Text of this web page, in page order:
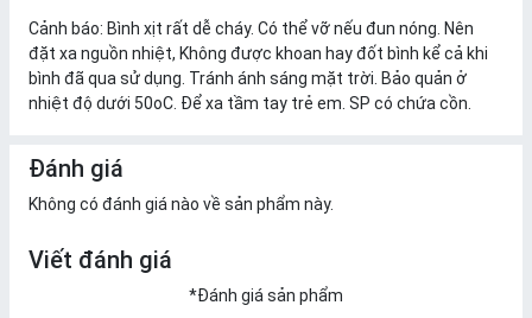
Cảnh báo: Bình xịt rất dễ cháy. Có thể vỡ nếu đun nóng. Nên
đặt xa nguồn nhiệt, Không được khoan hay đốt bình kể cả khi
bình đã qua sử dụng. Tránh ánh sáng mặt trời. Bảo quản ở
nhiệt độ dưới 50oC. Để xa tầm tay trẻ em. SP có chứa cồn.
Đánh giá
Không có đánh giá nào về sản phẩm này.
Viết đánh giá
*Đánh giá sản phẩm